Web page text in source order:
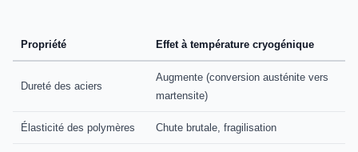
Propriété Effet à température cryogénique
Dureté des aciers
Augmente (conversion austénite vers
martensite)
Élasticité des polymères Chute brutale, fragilisation